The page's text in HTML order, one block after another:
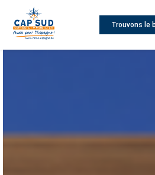
Trouvons le